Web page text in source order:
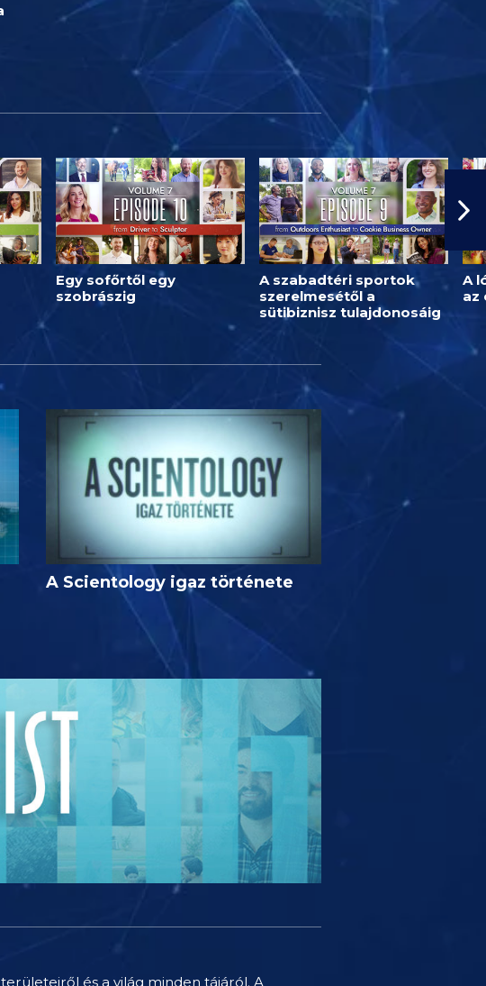
Egy sofőrtől egy
szobrászig
A szabadtéri sportok
szerelmesétől a
sütibiznisz tulajdonosáig
A
az
A Scientology igaz története
és a világ minden tájáról. A